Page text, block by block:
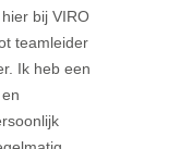
bij VIRO
teamleider
Ik heb een